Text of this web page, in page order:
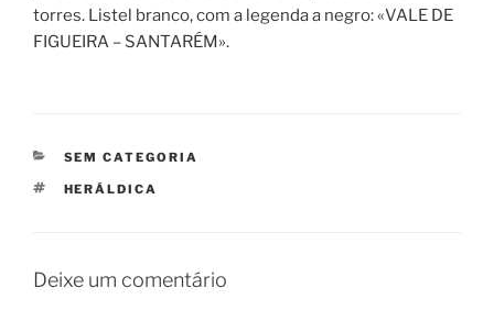
torres. Listel branco, com a legenda a negro: «VALE DE
FIGUEIRA – SANTARÉM».
CATEGORIAS
SEM CATEGORIA
ETIQUETAS
HERÁLDICA
Deixe um comentário